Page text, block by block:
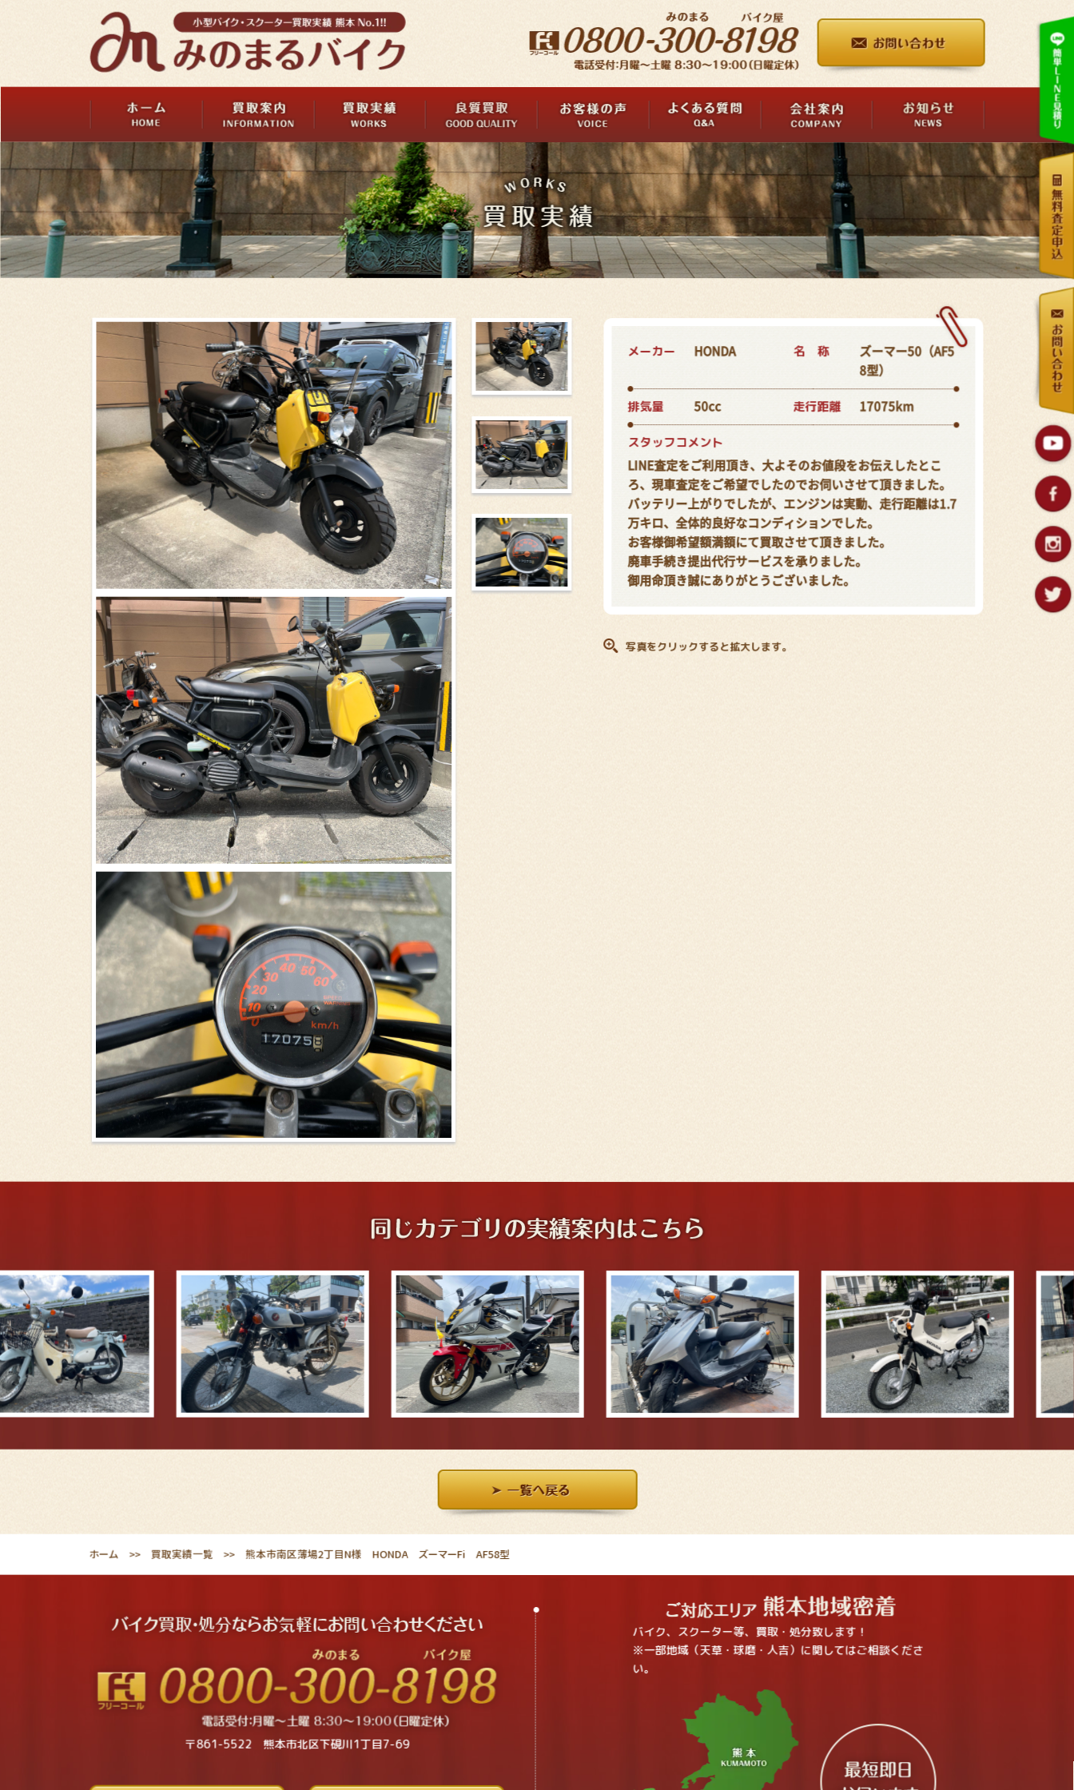
メーカー HONDA 名 称 ズーマー50（AF5
8型）
排気量 50cc 走行距離 17075km
スタッフコメント
LINE査定をご利用頂き、大よそのお値段をお伝えしたとこ
ろ、現車査定をご希望でしたのでお伺いさせて頂きました。
バッテリー上がりでしたが、エンジンは実動、走行距離は1.7
万キロ、全体的良好なコンディションでした。
お客様御希望額満額にて買取させて頂きました。
廃車手続き提出代行サービスを承りました。
御用命頂き誠にありがとうございました。
写真をクリックすると拡大します。
ホーム 買取実績一覧 熊本市南区薄場2丁目N様 HONDA ズーマーFi AF58型
〒861-5522 熊本市北区下硯川1丁目7-69
バイク、スクーター等、買取・処分致します！
※一部地域（天草・球磨・人吉）に関してはご相談くださ
い。